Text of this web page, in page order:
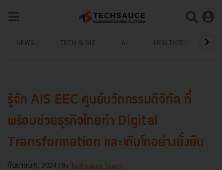
NEWS TECH & BIZ AI HEALTHTECH
รู้จัก AIS EEC ศูนย์นวัตกรรมดิจิทัล ที่
พร้อมช่วยธุรกิจไทยทำ Digital
Transformation และเติบโตอย่างยั่งยืน
กันยายน 5, 2024 | By Techsauce Team